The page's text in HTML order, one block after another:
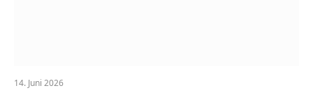
14. Juni 2026